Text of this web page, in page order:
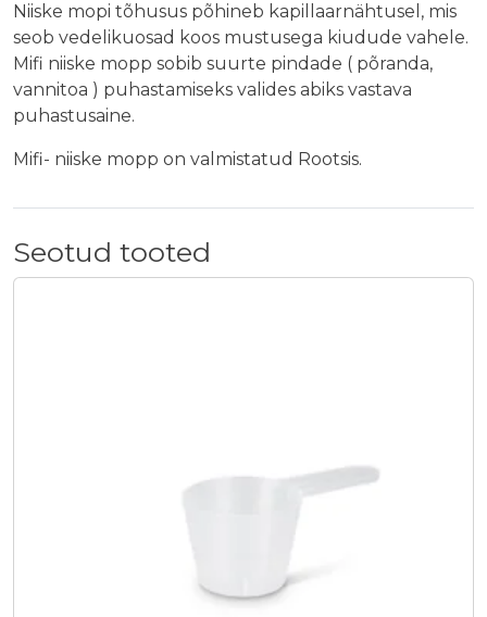
k
o
g
u
s
Niiske mopi tõhusus põhineb kapillaarnähtusel, mis
seob vedelikuosad koos mustusega kiudude vahele.
Mifi niiske mopp sobib suurte pindade ( põranda,
vannitoa ) puhastamiseks valides abiks vastava
puhastusaine.
Mifi- niiske mopp on valmistatud Rootsis.
Seotud tooted